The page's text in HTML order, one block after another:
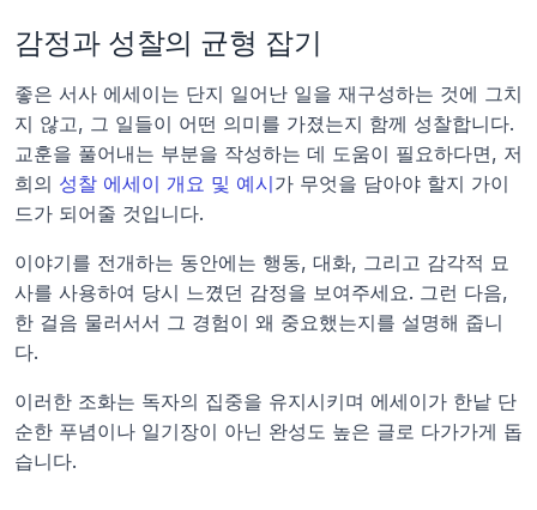
감정과 성찰의 균형 잡기
좋은 서사 에세이는 단지 일어난 일을 재구성하는 것에 그치
지 않고, 그 일들이 어떤 의미를 가졌는지 함께 성찰합니다.
교훈을 풀어내는 부분을 작성하는 데 도움이 필요하다면, 저
희의 성찰 에세이 개요 및 예시가 무엇을 담아야 할지 가이
드가 되어줄 것입니다.
이야기를 전개하는 동안에는 행동, 대화, 그리고 감각적 묘
사를 사용하여 당시 느꼈던 감정을 보여주세요. 그런 다음,
한 걸음 물러서서 그 경험이 왜 중요했는지를 설명해 줍니
다.
이러한 조화는 독자의 집중을 유지시키며 에세이가 한낱 단
순한 푸념이나 일기장이 아닌 완성도 높은 글로 다가가게 돕
습니다.